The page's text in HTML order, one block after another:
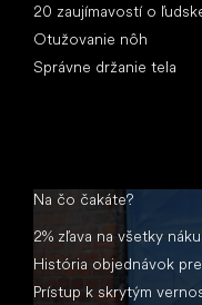
20 zaujímavostí o
Otužovanie nôh
Správne držanie tela
Na čo čakáte?
2% zľava na všetky
História objednávok
Prístup k skrytým